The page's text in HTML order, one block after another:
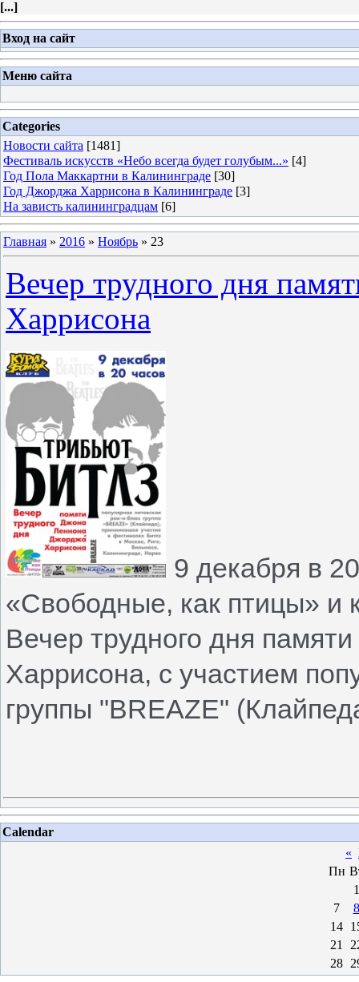
[...]
Вход на сайт
Меню сайта
Categories
Новости сайта [1481]
Фестиваль искусств «Небо всегда будет голубым...» [4]
Год Пола Маккартни в Калининграде [30]
Год Джорджа Харрисона в Калининграде [3]
На зависть калининградцам [6]
Главная » 2016 » Ноябрь » 23
Вечер трудного дня
Харрисона
9 декабря в
«Свободные, как птицы» и
Вечер трудного дня
Харрисона, с участием
группы "BREAZE"
Calendar
«
Пн
1
7
8
14
21
28